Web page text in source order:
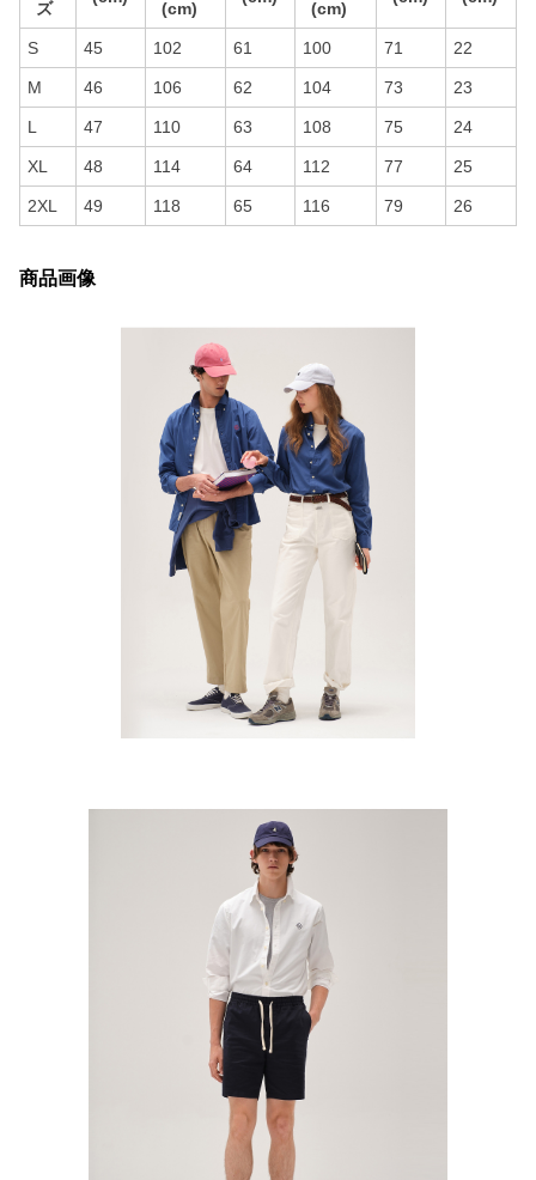
ズ (cm) (cm)
S 45 102 61 100 71 22
M 46 106 62 104 73 23
L 47 110 63 108 75 24
XL 48 114 64 112 77 25
2XL 49 118 65 116 79 26
商品画像